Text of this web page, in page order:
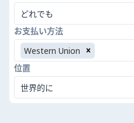
どれでも
お支払い方法
Western Union
位置
世界的に